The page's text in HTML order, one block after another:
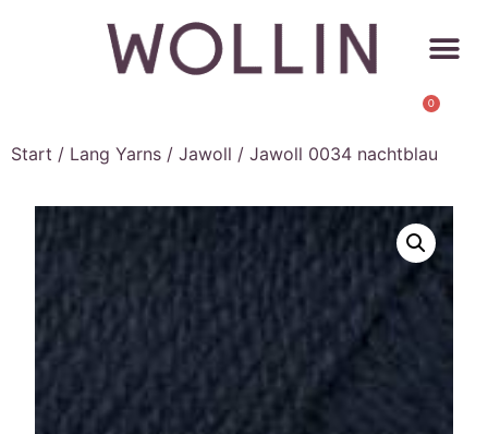
0
Start / Lang Yarns / Jawoll / Jawoll 0034 nachtblau